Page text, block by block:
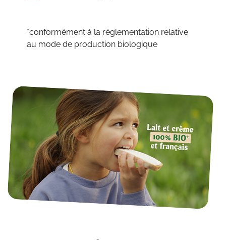
*conformément à la réglementation relative
au mode de production biologique